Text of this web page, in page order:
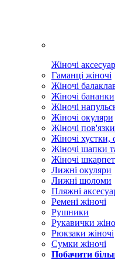
Жіночі
Гаманці жіночі
Жіночі
Жіночі бананки
Жіночі
Жіночі окуляри
Жіночі
Жіночі хустки,
Жіночі шапки
Жіночі
Лижні окуляри
Лижні шоломи
Пляжні
Ремені жіночі
Рушники
Рукавички
Рюкзаки жіночі
Сумки жіночі
Побачити